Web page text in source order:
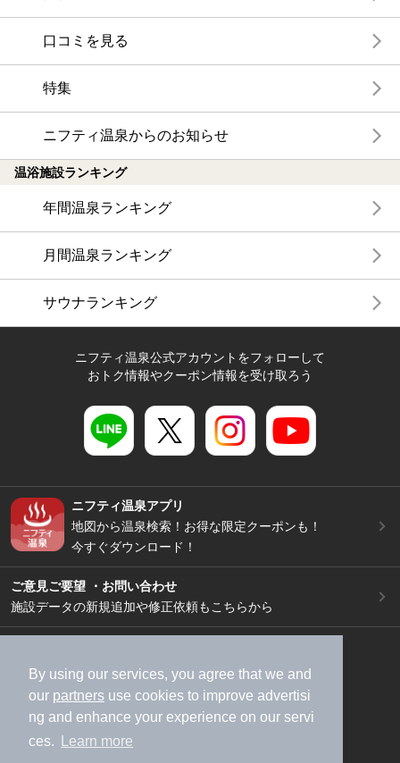
By using our services, you agree that we and
our partners use cookies to improve advertisi
ng and enhance your experience on our servi
ces.
Learn more
口コミを見る
特集
ニフティ温泉からのお知らせ
温浴施設ランキング
年間温泉ランキング
月間温泉ランキング
サウナランキング
ニフティ温泉公式アカウントをフォローして
おトク情報やクーポン情報を受け取ろう
ニフティ温泉アプリ
地図から温泉検索！お得な限定クーポンも！
今すぐダウンロード！
ご意見ご要望 ・お問い合わせ
施設データの新規追加や修正依頼もこちらから
加盟店募集（資料請求）
広告出稿のご案内
利用規約
ライフスタイルMEMBERS+規約
特定商取引法に基づく表記
ヘルプ
採用情報
運営会社